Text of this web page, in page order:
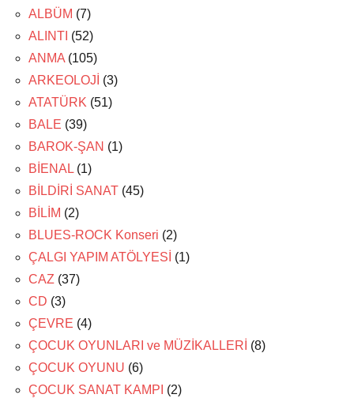
ALBÜM (7)
ALINTI (52)
ANMA (105)
ARKEOLOJİ (3)
ATATÜRK (51)
BALE (39)
BAROK-ŞAN (1)
BİENAL (1)
BİLDİRİ SANAT (45)
BİLİM (2)
BLUES-ROCK Konseri (2)
ÇALGI YAPIM ATÖLYESİ (1)
CAZ (37)
CD (3)
ÇEVRE (4)
ÇOCUK OYUNLARI ve MÜZİKALLERİ (8)
ÇOCUK OYUNU (6)
ÇOCUK SANAT KAMPI (2)